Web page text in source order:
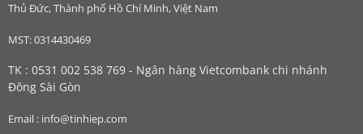
Thủ Đức, Thành phố Hồ Chí Minh, Việt Nam
MST: 0314430469
TK : 0531 002 538 769 - Ngân hàng Vietcombank chi nhánh
Đông Sài Gòn
Email : info@tinhiep.com